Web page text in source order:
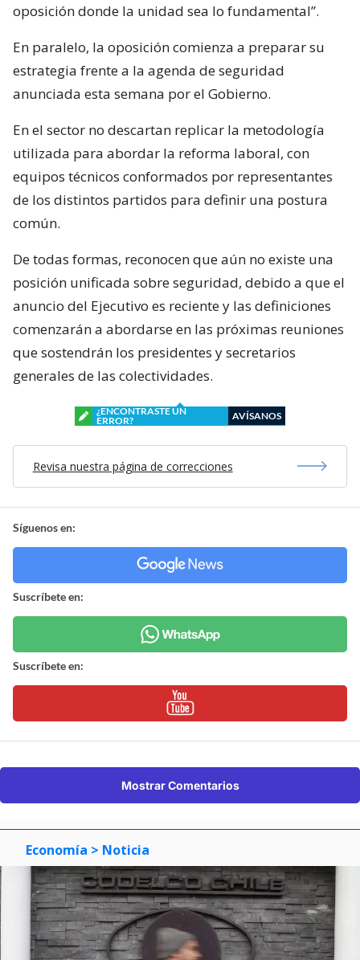
oposición donde la unidad sea lo fundamental”.
En paralelo, la oposición comienza a preparar su
estrategia frente a la agenda de seguridad
anunciada esta semana por el Gobierno.
En el sector no descartan replicar la metodología
utilizada para abordar la reforma laboral, con
equipos técnicos conformados por representantes
de los distintos partidos para definir una postura
común.
De todas formas, reconocen que aún no existe una
posición unificada sobre seguridad, debido a que el
anuncio del Ejecutivo es reciente y las definiciones
comenzarán a abordarse en las próximas reuniones
que sostendrán los presidentes y secretarios
generales de las colectividades.
¿ENCONTRASTE UN
ERROR?
AVÍSANOS
Revisa nuestra página de correcciones
Síguenos en:
Suscríbete en:
Suscríbete en:
Mostrar Comentarios
Economía > Noticia